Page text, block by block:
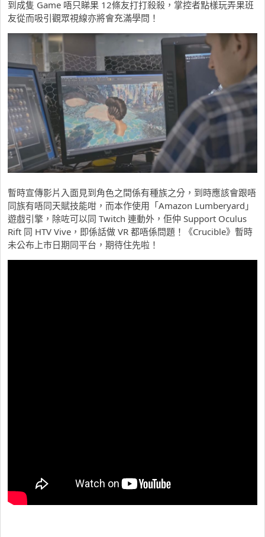
到成隻 Game 唔只睇果 12條友打打殺殺，掌控者點樣玩弄果班
友從而吸引觀眾視線亦將會充滿學問！
暫時宣傳影片入面見到角色之間係有種族之分，到時應該會跟唔
同族有唔同天賦技能咁，而本作使用「Amazon Lumberyard」
遊戲引擎，除咗可以同 Twitch 連動外，佢仲 Support Oculus
Rift 同 HTV Vive，即係話做 VR 都唔係問題！《Crucible》暫時
未公布上市日期同平台，期待住先啦！